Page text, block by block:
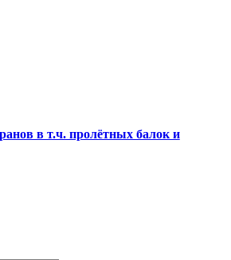
в т.ч. пролётных балок и